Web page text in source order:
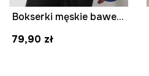
Bokserki męskie bawełniane z elastanem 2-pack
79,90 zł